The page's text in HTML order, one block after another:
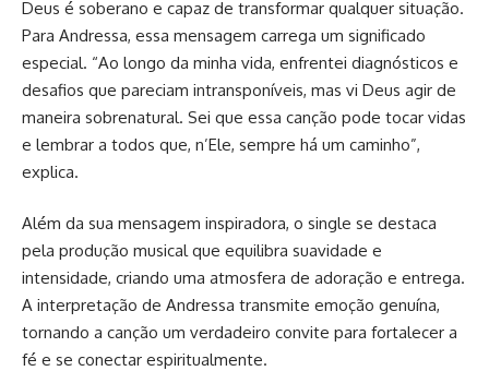
Deus é soberano e capaz de transformar qualquer situação.
Para Andressa, essa mensagem carrega um significado
especial. “Ao longo da minha vida, enfrentei diagnósticos e
desafios que pareciam intransponíveis, mas vi Deus agir de
maneira sobrenatural. Sei que essa canção pode tocar vidas
e lembrar a todos que, n’Ele, sempre há um caminho”,
explica.
Além da sua mensagem inspiradora, o single se destaca
pela produção musical que equilibra suavidade e
intensidade, criando uma atmosfera de adoração e entrega.
A interpretação de Andressa transmite emoção genuína,
tornando a canção um verdadeiro convite para fortalecer a
fé e se conectar espiritualmente.